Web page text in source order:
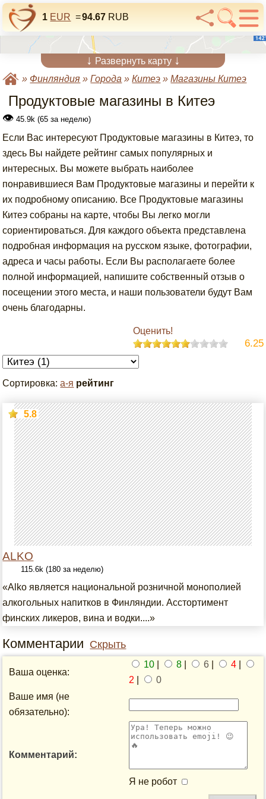
1 EUR =94.67 RUB
↓ Развернуть карту ↓
» Финляндия »Города »Китеэ »Магазины Китеэ
Продуктовые магазины в Китеэ
👁 45.9k (65 за неделю)
Если Вас интересуют Продуктовые магазины в Китеэ, то
здесь Вы найдете рейтинг самых популярных и
интересных. Вы можете выбрать наиболее
понравившиеся Вам Продуктовые магазины и перейти к
их подробному описанию. Все Продуктовые магазины
Китеэ собраны на карте, чтобы Вы легко могли
сориентироваться. Для каждого объекта представлена
подробная информация на русском языке, фотографии,
адреса и часы работы. Если Вы располагаете более
полной информацией, напишите собственный отзыв о
посещении этого места, и наши пользователи будут Вам
очень благодарны.
Оценить!
6.25
Сортировка:а-я рейтинг
ALKO
5.8
115.6k (180 за неделю)
«Alko является национальной розничной монополией
алкогольных напитков в Финляндии. Асстортимент
финских ликеров, вина и водки....»
Комментарии Скрыть
Ваша оценка:
10 8 6 4
2
0
Ваше имя (не
обязательно):
Комментарий:
Я не робот